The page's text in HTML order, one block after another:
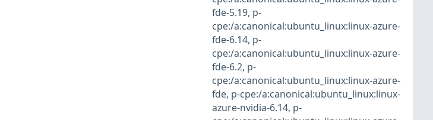
fde-5.19, p-
cpe:/a:canonical:ubuntu_linux:linux-azure-
fde-6.14, p-
cpe:/a:canonical:ubuntu_linux:linux-azure-
fde-6.2, p-
cpe:/a:canonical:ubuntu_linux:linux-azure-
fde, p-cpe:/a:canonical:ubuntu_linux:linux-
azure-nvidia-6.14, p-